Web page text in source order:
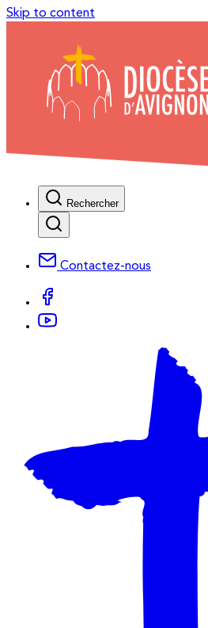
Skip to content
Rechercher
Contactez-nous